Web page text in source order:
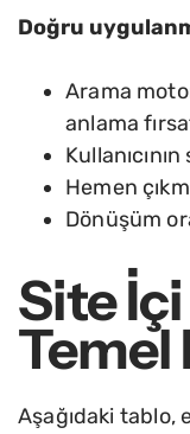
Doğru
Arama
anlama
Hemen
Dönüşüm
Site İçi
Temel
Aşağıdaki tablo,